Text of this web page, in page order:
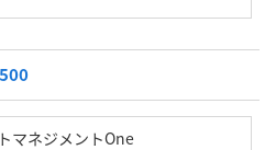
マネジメントOne